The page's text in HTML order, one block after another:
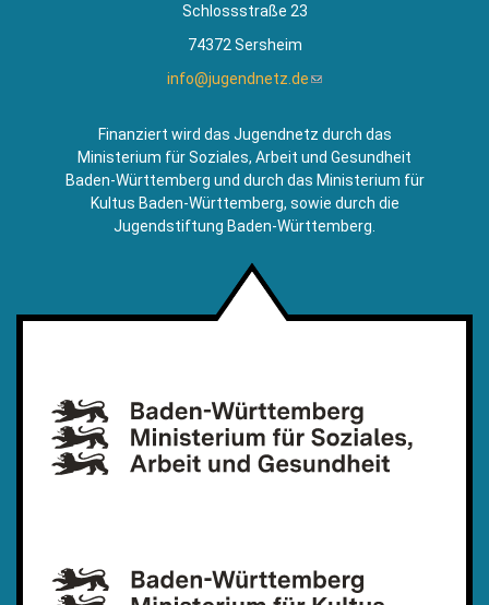
Schlossstraße 23
74372 Sersheim
info@jugendnetz.de(Link
Mail)
Finanziert wird das Jugendnetz durch das
Ministerium für Soziales, Arbeit und Gesundheit
Baden-Württemberg und durch das Ministerium für
Kultus Baden-Württemberg, sowie durch die
Jugendstiftung Baden-Württemberg.